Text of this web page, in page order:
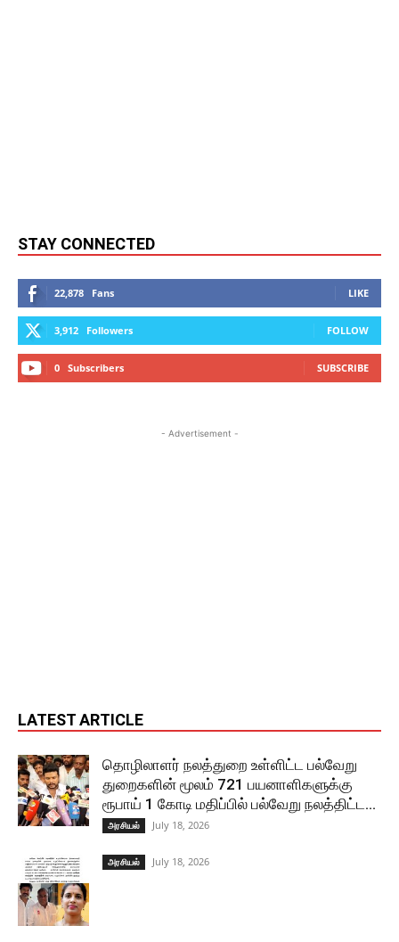
STAY CONNECTED
22,878 Fans LIKE
3,912 Followers FOLLOW
0 Subscribers SUBSCRIBE
- Advertisement -
LATEST ARTICLE
தொழிலாளர் நலத்துறை உள்ளிட்ட பல்வேறு
துறைகளின் மூலம் 721 பயனாளிகளுக்கு
ரூபாய் 1 கோடி மதிப்பில் பல்வேறு நலத்திட்ட...
அரசியல் July 18, 2026
அரசியல் July 18, 2026